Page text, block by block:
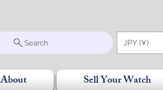
Search JPY (¥)
About Sell Your Watch